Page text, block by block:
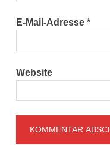
E-Mail-Adresse*
Website